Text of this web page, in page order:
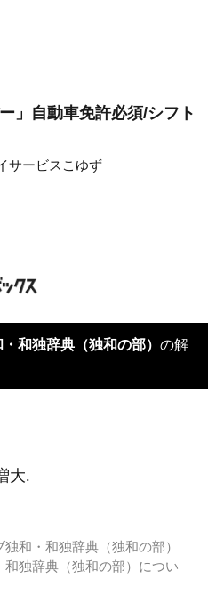
」自動車免許必須/シフト
サービスこゆず
和独辞典（独和の部） の解
大.
和・和独辞典（独和の部）
独辞典（独和の部）につい